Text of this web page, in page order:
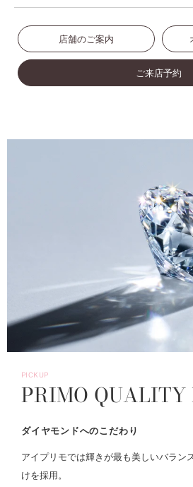
店舗のご案内
ご来店予約
PICKUP
PRIMO
ダイヤモンドへのこだわり
アイプリモでは輝きが最も美しいバラン
けを採用。